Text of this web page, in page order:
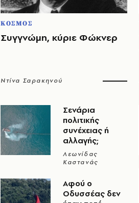
ΚΟΣΜΟΣ
Συγγνώμη, κύριε Φώκνερ
Ντίνα Σαρακηνού
Σενάρια
πολιτικής
συνέχειας ή
αλλαγής;
Λεωνίδας
Καστανάς
Αφού ο
Οδυσσέας δεν